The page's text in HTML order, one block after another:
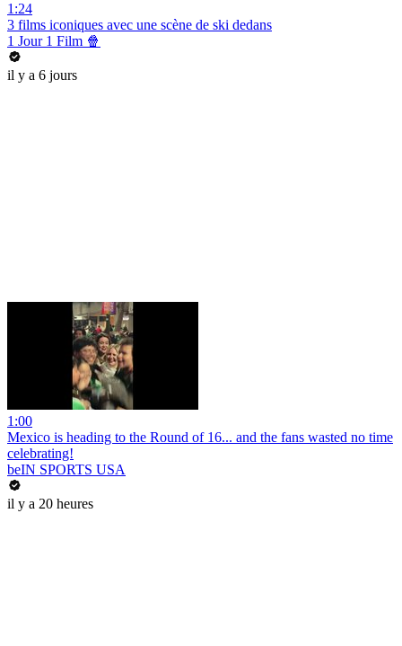
1:24
3 films iconiques avec une scène de ski dedans
1 Jour 1 Film 🍿
il y a 6 jours
1:00
Mexico is heading to the Round of 16... and the fans wasted no time
celebrating!
beIN SPORTS USA
il y a 20 heures